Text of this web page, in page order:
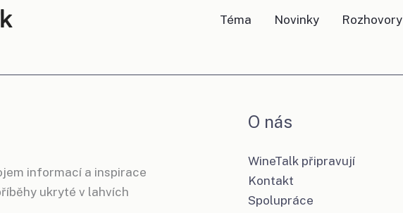
Téma Novinky Rozhovory
informací a inspirace
ukryté v lahvích
O nás
WineTalk připravují
Kontakt
Spolupráce